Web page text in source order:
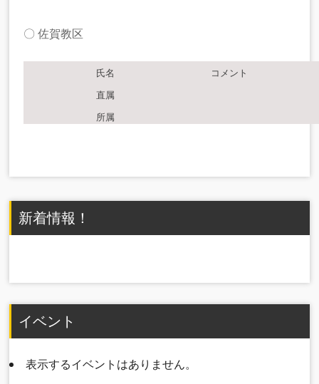
〇 佐賀教区
氏名
コメント
直属
所属
新着情報！
イベント
表示するイベントはありません。